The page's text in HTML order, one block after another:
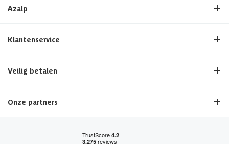
Azalp
Klantenservice
Veilig betalen
Onze partners